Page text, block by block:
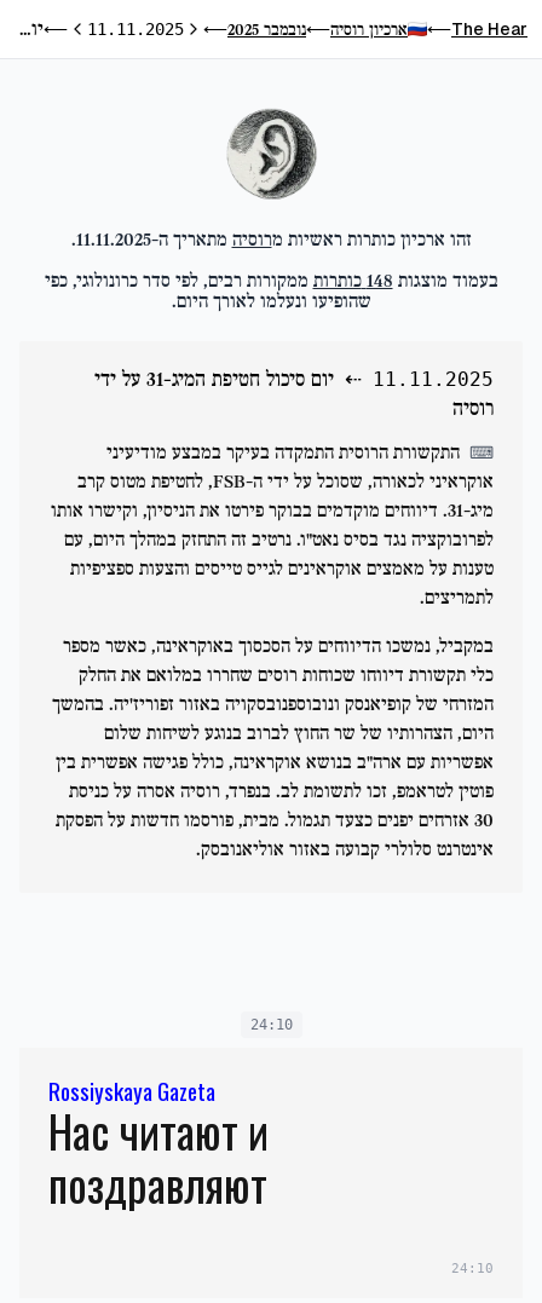
The Hear
⟵ ארכיון רוסיה⟵נובמבר 2025 ⟵היום הקודם
11.11.2025 היום הבא
⟵ יום סיכול חטיפת המיג-31 על ידי רוסיה
זהו ארכיון כותרות ראשיות מרוסיה מתאריך ה-11.11.2025
.
בעמוד מוצגות 148 כותרות ממקורות רבים, לפי סדר כרונולוגי, כפי
שהופיעו ונעלמו לאורך היום.
11.11.2025
⇠
יום סיכול חטיפת המיג-31 על ידי
רוסיה
⌨ התקשורת הרוסית התמקדה בעיקר במבצע מודיעיני
אוקראיני לכאורה, שסוכל על ידי ה-FSB, לחטיפת מטוס קרב
מיג-31. דיווחים מוקדמים בבוקר פירטו את הניסיון, וקישרו אותו
לפרובוקציה נגד בסיס נאט"ו. נרטיב זה התחזק במהלך היום, עם
טענות על מאמצים אוקראינים לגייס טייסים והצעות ספציפיות
לתמריצים.
במקביל, נמשכו הדיווחים על הסכסוך באוקראינה, כאשר מספר
כלי תקשורת דיווחו שכוחות רוסים שחררו במלואם את החלק
המזרחי של קופיאנסק ונובוספנובסקויה באזור זפוריז'יה. בהמשך
היום, הצהרותיו של שר החוץ לברוב בנוגע לשיחות שלום
אפשריות עם ארה"ב בנושא אוקראינה, כולל פגישה אפשרית בין
פוטין לטראמפ, זכו לתשומת לב. בנפרד, רוסיה אסרה על כניסת
30 אזרחים יפנים כצעד תגמול. מבית, פורסמו חדשות על הפסקת
אינטרנט סלולרי קבועה באזור אוליאנובסק.
24:10
Rossiyskaya Gazeta
Нас читают и
поздравляют
24:10